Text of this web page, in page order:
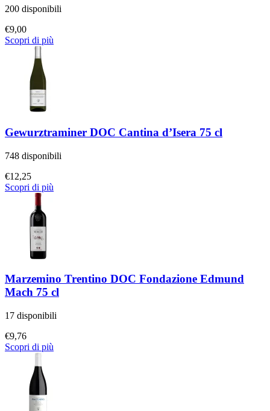
200 disponibili
€9,00
Scopri di più
Gewurztraminer DOC Cantina d’Isera 75 cl
748 disponibili
€12,25
Scopri di più
Marzemino Trentino DOC Fondazione Edmund
Mach 75 cl
17 disponibili
€9,76
Scopri di più